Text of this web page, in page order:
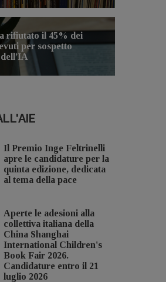
rifiutato il 45% dei
per sospetto
Il Premio Inge Feltrinelli
apre le candidature per la
quinta edizione, dedicata
al tema della pace
Aperte le adesioni alla
collettiva italiana della
China Shanghai
International Children's
Book Fair 2026.
Candidature entro il 21
luglio 2026